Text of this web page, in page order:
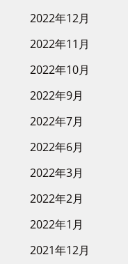
2022年12月
2022年11月
2022年10月
2022年9月
2022年7月
2022年6月
2022年3月
2022年2月
2022年1月
2021年12月